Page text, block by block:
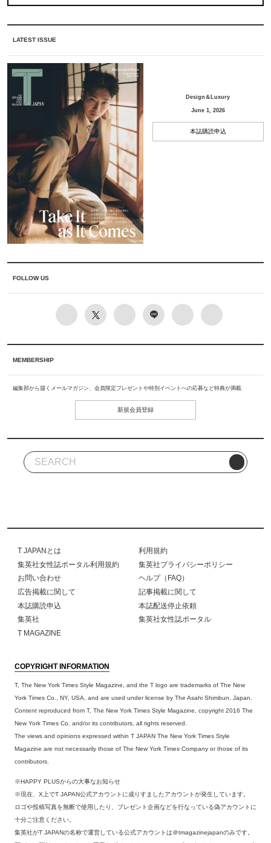
LATEST ISSUE
Design＆Luxury
June 1, 2026
本誌購読申込
FOLLOW US
MEMBERSHIP
編集部から届くメールマガジン、会員限定プレゼントや特別イベントへの応募など特典が満載
新規会員登録
T JAPANとは
利用規約
集英社女性誌ポータル利用規約
集英社プライバシーポリシー
お問い合わせ
ヘルプ（FAQ）
広告掲載に関して
記事掲載に関して
本誌購読申込
本誌配送停止依頼
集英社
集英社女性誌ポータル
T MAGAZINE
COPYRIGHT INFORMATION
T, The New York Times Style Magazine, and the T logo are trademarks of The New
York Times Co., NY, USA, and are used under license by The Asahi Shimbun, Japan.
Content reproduced from T, The New York Times Style Magazine, copyright 2016 The
New York Times Co. and/or its contributors, all rights reserved.
The views and opinions expressed within T JAPAN The New York Times Style
Magazine are not necessarily those of The New York Times Company or those of its
contributors.
※HAPPY PLUSからの大事なお知らせ
※現在、X上でT JAPAN公式アカウントに成りすましたアカウントが発生しています。
ロゴや投稿写真を無断で使用したり、プレゼント企画などを行なっている偽アカウントに
十分ご注意ください。
集英社がT JAPANの名称で運営している公式アカウントは＠tmagazinejapanのみです。